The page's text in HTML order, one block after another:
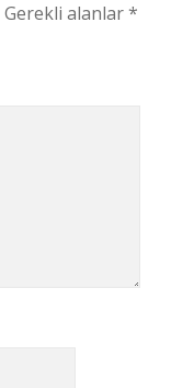
Gerekli alanlar*